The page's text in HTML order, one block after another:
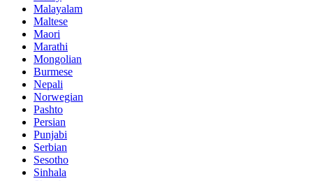
Malayalam
Maltese
Maori
Marathi
Mongolian
Burmese
Nepali
Norwegian
Pashto
Persian
Punjabi
Serbian
Sesotho
Sinhala